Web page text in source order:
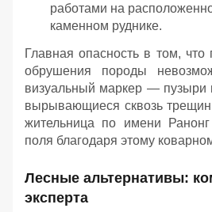
работами на
каменном руднике.
Главная опасность в том, что
обрушения породы
визуальный маркер — пузыри
вырывающиеся сквозь
жительница по имени
поля благодаря этому
Лесные альтернативы:
эксперта